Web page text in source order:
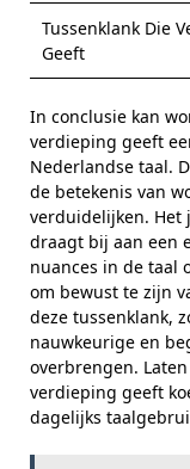
Tussenklank Die
Geeft
In conclusie kan
verdieping geeft
Nederlandse taal.
de betekenis van
verduidelijken. Het
draagt bij aan een
nuances in de taal
om bewust te zijn
deze tussenklank,
nauwkeurige en
overbrengen.
verdieping geeft
dagelijks